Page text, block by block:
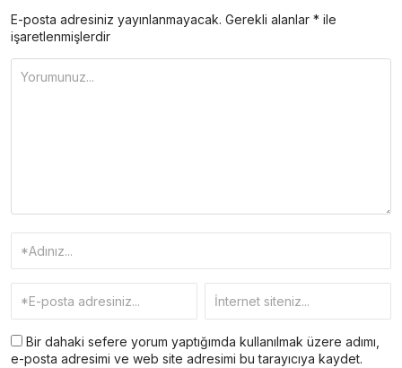
E-posta adresiniz yayınlanmayacak. Gerekli alanlar * ile
işaretlenmişlerdir
Bir dahaki sefere yorum yaptığımda kullanılmak üzere adımı,
e-posta adresimi ve web site adresimi bu tarayıcıya kaydet.